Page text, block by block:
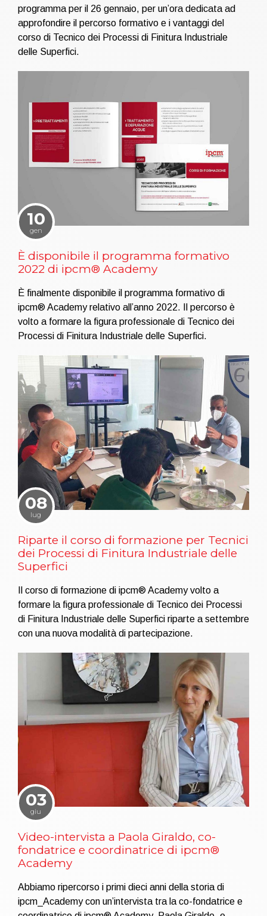
programma per il 26 gennaio, per un’ora dedicata ad
approfondire il percorso formativo e i vantaggi del
corso di Tecnico dei Processi di Finitura Industriale
delle Superfici.
10
gen
È disponibile il programma formativo
2022 di ipcm® Academy
È finalmente disponibile il programma formativo di
ipcm® Academy relativo all’anno 2022. Il percorso è
volto a formare la figura professionale di Tecnico dei
Processi di Finitura Industriale delle Superfici.
08
lug
Riparte il corso di formazione per Tecnici
dei Processi di Finitura Industriale delle
Superfici
Il corso di formazione di ipcm® Academy volto a
formare la figura professionale di Tecnico dei Processi
di Finitura Industriale delle Superfici riparte a settembre
con una nuova modalità di partecipazione.
03
giu
Video-intervista a Paola Giraldo, co-
fondatrice e coordinatrice di ipcm®
Academy
Abbiamo ripercorso i primi dieci anni della storia di
ipcm_Academy con un’intervista tra la co-fondatrice e